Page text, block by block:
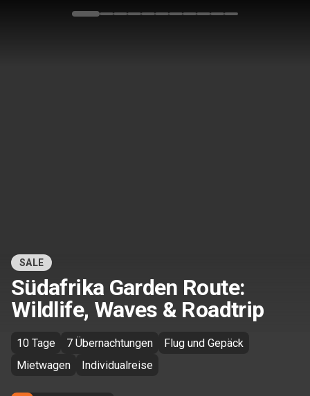
SALE
Südafrika Garden Route:
Wildlife, Waves & Roadtrip
10 Tage 7 Übernachtungen
Flug und Gepäck
Mietwagen
Individualreise